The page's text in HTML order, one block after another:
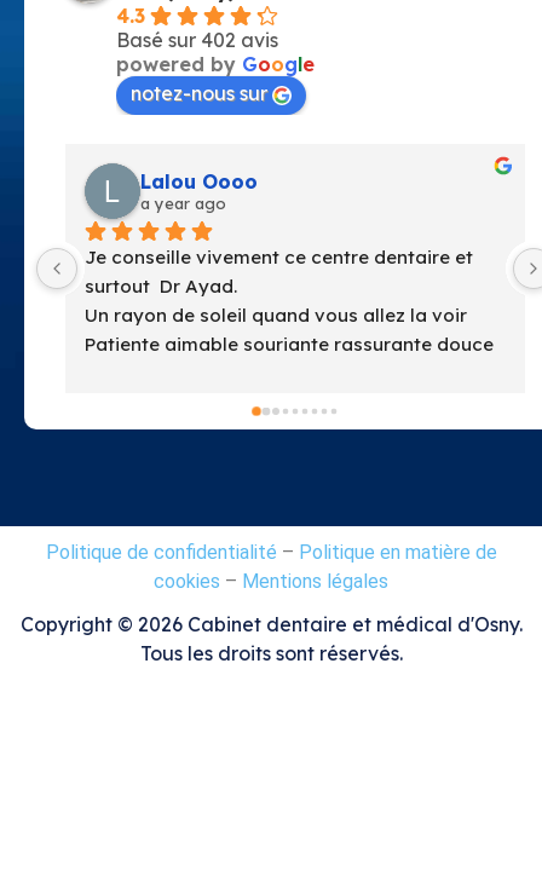
4.3
Basé sur 402 avis
powered by Google
notez-nous sur
centre dentaire et
vous allez la voir
rassurante douce
au top
Facile d’acces Centre très
Politique de confidentialité – Politique en matière de
cookies – Mentions légales
Copyright © 2026Cabinet dentaire et médical d'Osny.
Tous les droits sont réservés.